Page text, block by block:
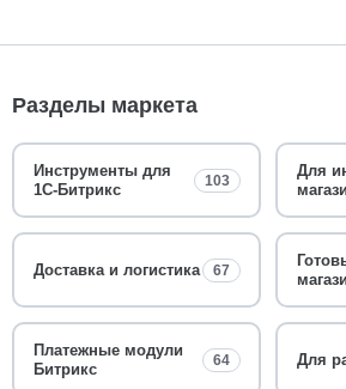
Разделы маркета
Инструменты для
1С-Битрикс
103
Для
Доставка и логистика 67
Платежные модули
Битрикс
64 Для